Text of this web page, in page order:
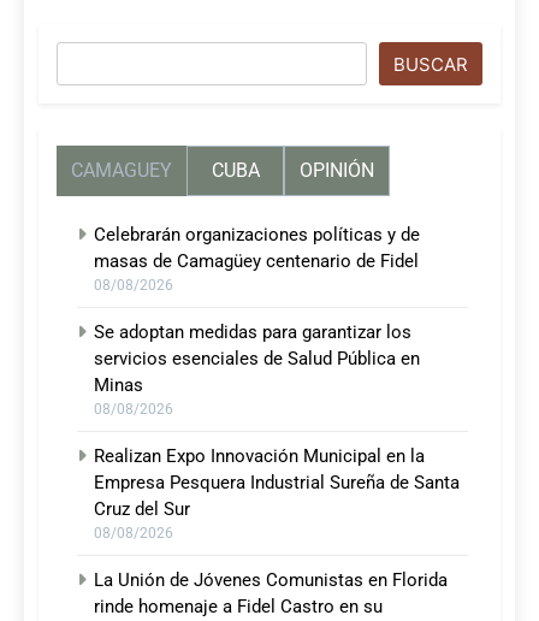
BUSCAR
CAMAGUEY CUBA OPINIÓN
Celebrarán organizaciones políticas y de
masas de Camagüey centenario de Fidel
08/08/2026
Se adoptan medidas para garantizar los
servicios esenciales de Salud Pública en
Minas
08/08/2026
Realizan Expo Innovación Municipal en la
Empresa Pesquera Industrial Sureña de Santa
Cruz del Sur
08/08/2026
La Unión de Jóvenes Comunistas en Florida
rinde homenaje a Fidel Castro en su